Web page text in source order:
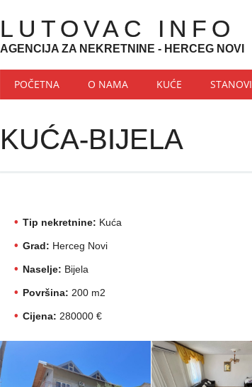
LUTOVAC INFO
AGENCIJA ZA NEKRETNINE - HERCEG NOVI
Main menu
Skip to content
POČETNA O NAMA KUĆE STANOVI
KUĆA-BIJELA
Tip nekretnine: Kuća
Grad: Herceg Novi
Naselje: Bijela
Površina: 200 m2
Cijena: 280000 €